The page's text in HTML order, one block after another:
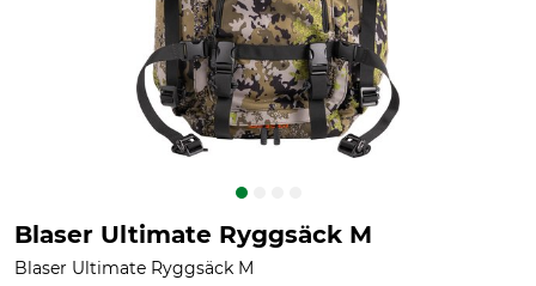
Blaser Ultimate Ryggsäck M
Blaser Ultimate Ryggsäck M